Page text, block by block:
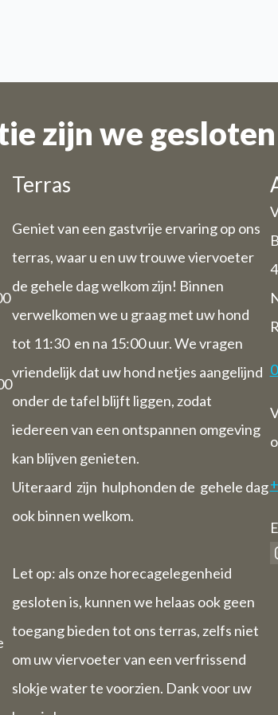
zijn we
Terras
Geniet van een gastvrije ervaring op ons
terras, waar u en uw trouwe viervoeter
de gehele dag welkom zijn! Binnen
verwelkomen we u graag met uw hond
tot 11:30 en na 15:00 uur. We vragen
vriendelijk dat uw hond netjes aangelijnd
onder de tafel blijft liggen, zodat
iedereen van een ontspannen omgeving
kan blijven genieten.
Uiteraard zijn hulphonden de gehele dag
ook binnen welkom.
Let op: als onze horecagelegenheid
gesloten is, kunnen we helaas ook geen
toegang bieden tot ons terras, zelfs niet
om uw viervoeter van een verfrissend
slokje water te voorzien. Dank voor uw